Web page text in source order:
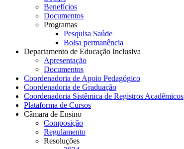
Benefícios
Documentos
Programas
Pesquisa Saúde
Bolsa permanência
Departamento de Educação Inclusiva
Apresentação
Documentos
Coordenadoria de Apoio Pedagógico
Coordenadoria de Graduação
Coordenadoria Sistêmica de Registros Acadêmicos
Plataforma de Cursos
Câmara de Ensino
Composição
Regulamento
Resoluções